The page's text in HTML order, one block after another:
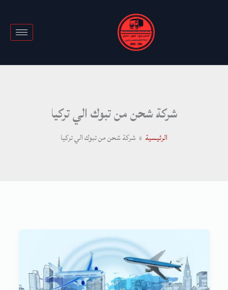
شركة شحن من تبوك الي تركيا
الرئيسية شركة شحن من تبوك الي تركيا